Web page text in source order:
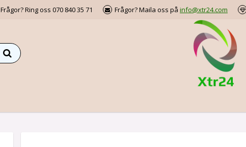
Frågor? Ring oss 070 840 35 71 Frågor? Maila oss på info@xtr24.com